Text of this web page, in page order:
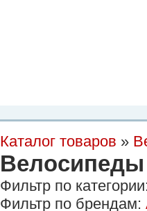
Каталог товаров »
Велосипеды
Фильтр по категории:
Фильтр по брендам: